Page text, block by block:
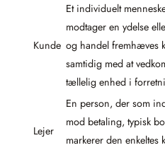
Kunde
Et individuelt
modtager en ydelse
og handel fremhæves
samtidig med at
tællelig enhed i
Lejer
En person, der som
mod betaling, typisk
markerer den enkeltes